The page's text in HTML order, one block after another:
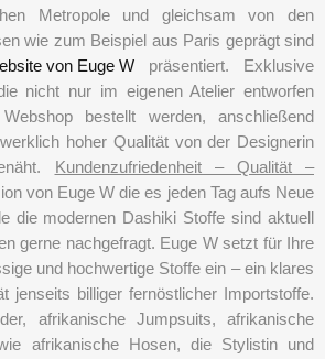
Metropole und gleichsam von den
wie zum Beispiel aus Paris geprägt sind
von Euge W präsentiert. Exklusive
nicht nur im eigenen Atelier entworfen
bestellt werden, anschließend
hoher Qualität von der Designerin
Kundenzufriedenheit – Qualität –
von Euge W die es jeden Tag aufs Neue
die modernen Dashiki Stoffe sind aktuell
gerne nachgefragt. Euge W setzt für Ihre
und hochwertige Stoffe ein – ein klares
jenseits billiger fernöstlicher Importstoffe.
afrikanische Jumpsuits, afrikanische
afrikanische Hosen, die Stylistin und